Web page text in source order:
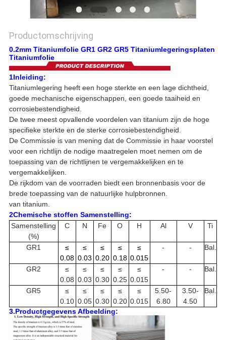
Productomschrijving
0.2mm Titaniumfolie GR1 GR2 GR5 Titaniumlegeringsplaten
Titaniumfolie
1Inleiding:
Titaniumlegering heeft een hoge sterkte en een lage dichtheid,
goede mechanische eigenschappen, een goede taaiheid en
corrosiebestendigheid.
De twee meest opvallende voordelen van titanium zijn de hoge
specifieke sterkte en de sterke corrosiebestendigheid.
De Commissie is van mening dat de Commissie in haar voorstel
voor een richtlijn de nodige maatregelen moet nemen om de
toepassing van de richtlijnen te vergemakkelijken en te
vergemakkelijken.
De rijkdom van de voorraden biedt een bronnenbasis voor de
brede toepassing van de natuurlijke hulpbronnen.
van titanium.
2Chemische stoffen Samenstelling:
Samenstelling
(%)
C N Fe O H Al V Ti
GR1
≤
0.08
≤
0.03
≤
0.20
≤
0.18
≤
0.015
- - Bal.
GR2
≤
0.08
≤
0.03
≤
0.30
≤
0.25
≤
0.015
- - Bal.
GR5
≤
0.10
≤
0.05
≤
0.30
≤
0.20
≤
0.015
5.50-
6.80
3.50-
4.50
Bal.
3.Productgegevens Afbeelding: